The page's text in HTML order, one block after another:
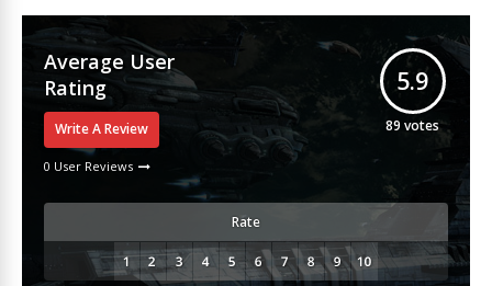
Average User
Rating
Write A Review
0 User Reviews
5.9
89 votes
Rate